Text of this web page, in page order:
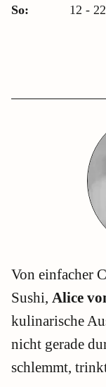
So: 12 -
Von einfacher
Sushi, Alice
kulinarische
nicht gerade
schlemmt,